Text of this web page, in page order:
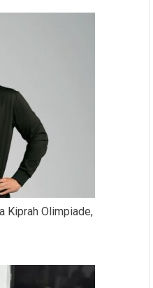
Kiprah Olimpiade,